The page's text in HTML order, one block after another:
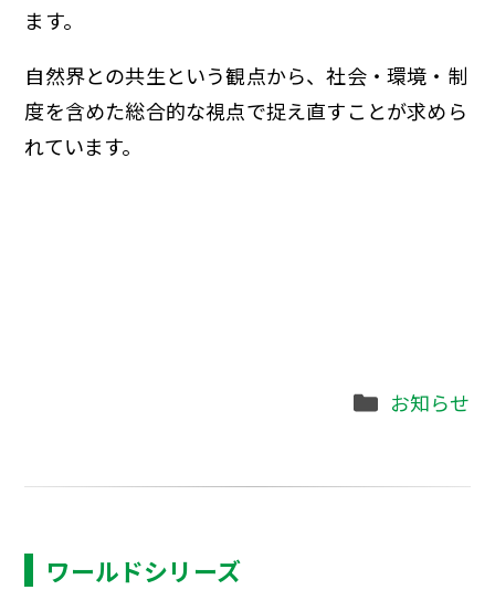
ます。
自然界との共生という観点から、社会・環境・制
度を含めた総合的な視点で捉え直すことが求めら
れています。
Categories
お知らせ
ワールドシリーズ